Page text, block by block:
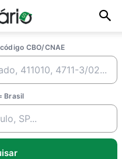
CBO/CNAE
Brasil